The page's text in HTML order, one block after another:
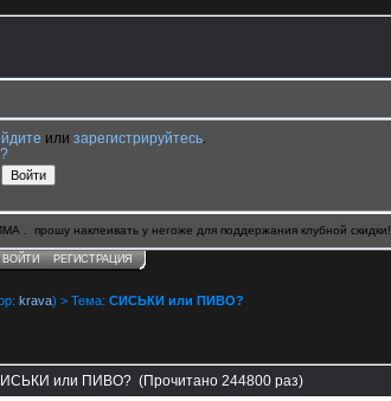
или зарегистрируйтесь
. прошу наклеивать у негоже для поддержания клубной скидки!
ВОЙТИ РЕГИСТРАЦИЯ
krava) > Тема: СИСЬКИ или ПИВО?
или ПИВО? (Прочитано 244800 раз)